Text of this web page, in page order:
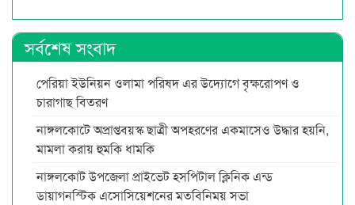
সর্বশেষ সংবাদ
পেরিয়া ইউনিয়ন ওলামা পরিষদ এর উদ্যোগে বৃক্ষরোপণ ও
চারাগাছ বিতরণ
নাঙ্গলকোটে অপ্রাপ্তবয়স্ক ছাত্রী অপহরণের একমাসেও উদ্ধার হয়নি,
মামলা করায় হুমকি ধামকি
নাঙ্গলকোট উপজেলা প্রাইভেট হসপিটাল ক্লিনিক এন্ড
ডায়াগনস্টিক এসোসিয়েশনের মতবিনিময় সভা